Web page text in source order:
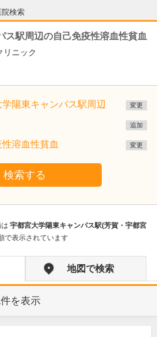
院検索
ス駅周辺の自己免疫性溶血性貧血
リニック
陽東キャンパス駅周辺 変更
追加
性溶血性貧血 変更
検索する
宇都宮大学陽東キャンパス駅(芳賀・宇都宮
で表示されています
地図で検索
件を表示